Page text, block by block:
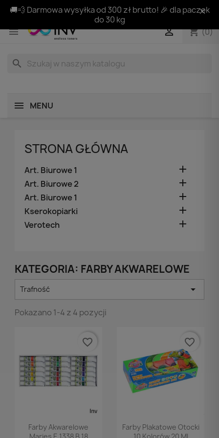
🚚💨 Darmowa wysyłka od 300 zł brutto! 🎉 dla paczek
do 30 kg
 shopping_cart(0)

search
MENU
STRONA GŁÓWNA
Art. Biurowe 1 
Art. Biurowe 2 
Art. Biurowe 1 
Kserokopiarki 
Verotech 
KATEGORIA: FARBY AKWARELOWE
Trafność 
Pokazano 1-4 z 4 pozycji
 Podgląd
Farby Akwarelowe
favorite_border
Podgląd
Farby Plakatowe Otocki
favorite_border